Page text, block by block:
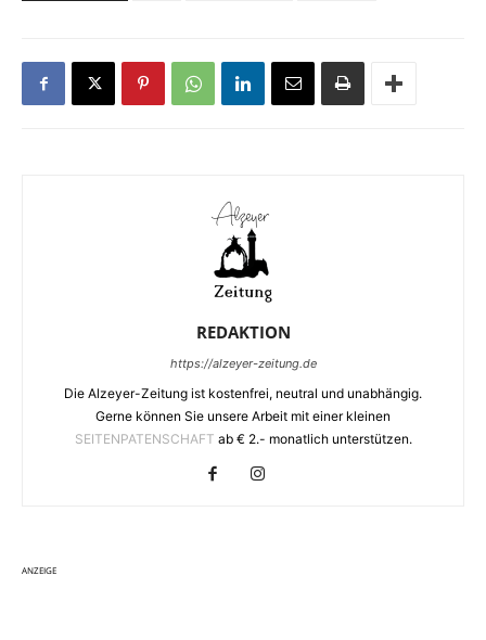
REDAKTION
https://alzeyer-zeitung.de
Die Alzeyer-Zeitung ist kostenfrei, neutral und unabhängig.
Gerne können Sie unsere Arbeit mit einer kleinen
SEITENPATENSCHAFT ab € 2.- monatlich unterstützen.
ANZEIGE